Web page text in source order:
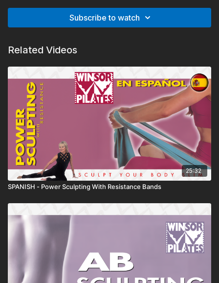
Subscribe to watch
Related Videos
25:32
SPANISH - Power Sculpting With Resistance Bands